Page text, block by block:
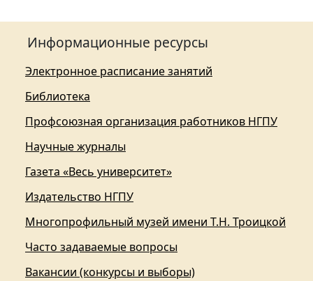
Информационные ресурсы
Электронное расписание занятий
Библиотека
Профсоюзная организация работников НГПУ
Научные журналы
Газета «Весь университет»
Издательство НГПУ
Многопрофильный музей имени Т.Н. Троицкой
Часто задаваемые вопросы
Вакансии (конкурсы и выборы)